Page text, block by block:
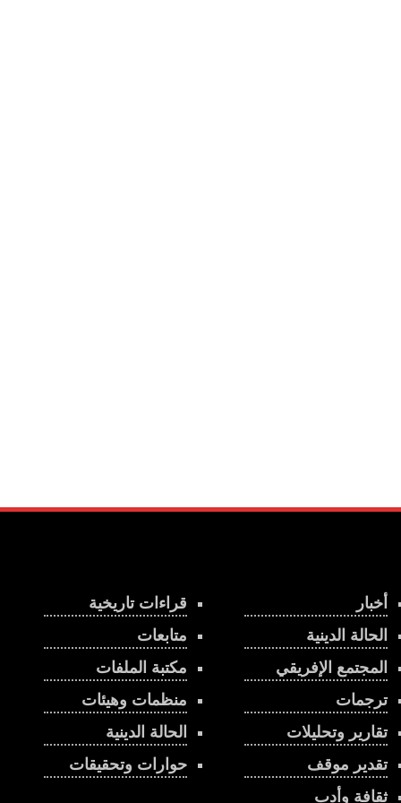
قراءات تاريخية
متابعات
مكتبة الملفات
منظمات وهيئات
الحالة الدينية
حوارات وتحقيقات
أخبار
الحالة الدينية
المجتمع الإفريقي
ترجمات
تقارير وتحليلات
تقدير موقف
ثقافة وأدب